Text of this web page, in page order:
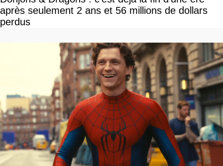
après seulement 2 ans et 56 millions de dollars
perdus